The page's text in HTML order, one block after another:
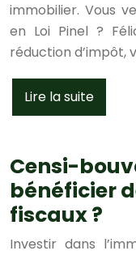
immobilier. Vous
en Loi Pinel ?
réduction d’impôt,
Lire la suite
Censi-
bénéficier
fiscaux ?
Investir dans